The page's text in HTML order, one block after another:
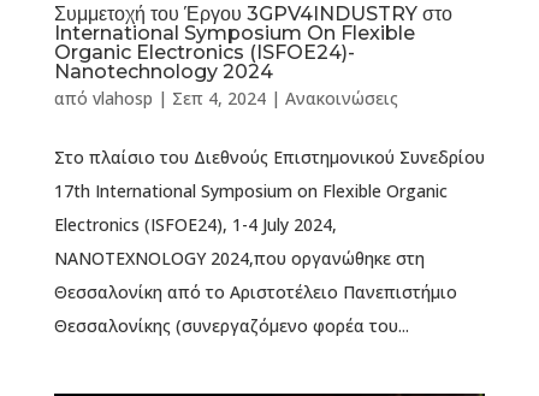
Συμμετοχή του Έργου 3GPV4INDUSTRY στο
International Symposium On Flexible
Organic Electronics (ISFOE24)-
Nanotechnology 2024
από vlahosp | Σεπ 4, 2024| Ανακοινώσεις
Στο πλαίσιο του Διεθνούς Επιστημονικού Συνεδρίου
17th International Symposium on Flexible Organic
Electronics (ISFOE24), 1-4 July 2024,
NANOTΕXNOLOGY 2024,που οργανώθηκε στη
Θεσσαλονίκη από το Αριστοτέλειο Πανεπιστήμιο
Θεσσαλονίκης (συνεργαζόμενο φορέα του...